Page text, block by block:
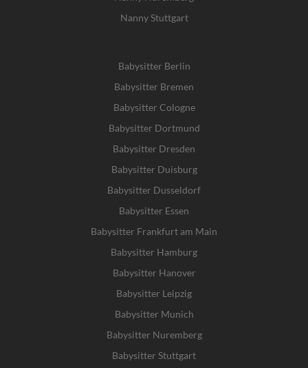
Nanny Stuttgart
Babysitter Berlin
Babysitter Bremen
Babysitter Cologne
Babysitter Dortmund
Babysitter Dresden
Babysitter Duisburg
Babysitter Dusseldorf
Babysitter Essen
Babysitter Frankfurt am Main
Babysitter Hamburg
Babysitter Hanover
Babysitter Leipzig
Babysitter Munich
Babysitter Nuremberg
Babysitter Stuttgart